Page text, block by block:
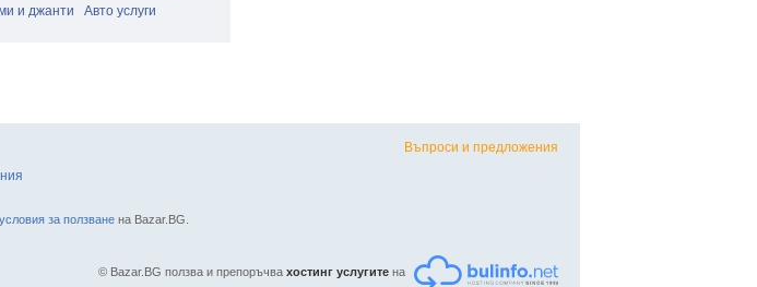
и джанти Авто услуги
Въпроси и предложения
за ползване на Bazar.BG.
© Bazar.BG ползва и препоръчвахостинг услугите на